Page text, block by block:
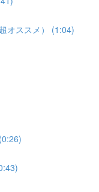
オススメ） (1:04)